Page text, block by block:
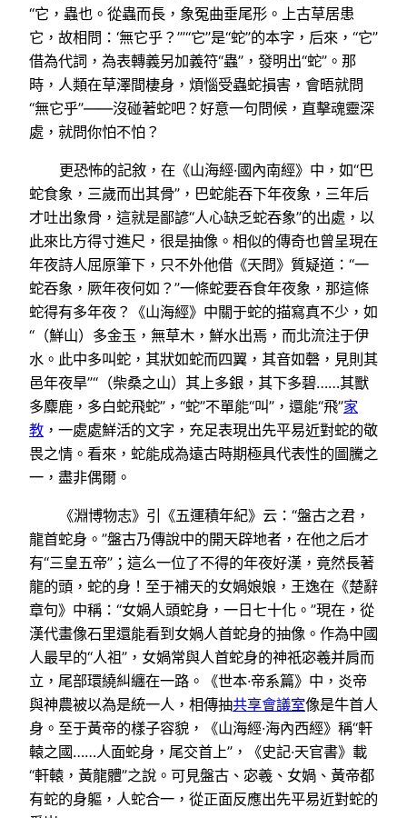
“它，蟲也。從蟲而長，象冤曲垂尾形。上古草居患
它，故相問：‘無它乎？’”“它”是“蛇”的本字，后來，“它”
借為代詞，為表轉義另加義符“蟲”，發明出“蛇”。那
時，人類在草澤間棲身，煩惱受蟲蛇損害，會晤就問
“無它乎”——沒碰著蛇吧？好意一句問候，直擊魂靈深
處，就問你怕不怕？
更恐怖的記敘，在《山海經·國內南經》中，如“巴
蛇食象，三歲而出其骨”，巴蛇能吞下年夜象，三年后
才吐出象骨，這就是鄙諺“人心缺乏蛇吞象”的出處，以
此來比方得寸進尺，很是抽像。相似的傳奇也曾呈現在
年夜詩人屈原筆下，只不外他借《天問》質疑道：“一
蛇吞象，厥年夜何如？”一條蛇要吞食年夜象，那這條
蛇得有多年夜？《山海經》中關于蛇的描寫真不少，如
“（鮮山）多金玉，無草木，鮮水出焉，而北流注于伊
水。此中多叫蛇，其狀如蛇而四翼，其音如磬，見則其
邑年夜旱”“（柴桑之山）其上多銀，其下多碧……其獸
多麋鹿，多白蛇飛蛇”，“蛇”不單能“叫”，還能“飛”家
教 ，一處處鮮活的文字，充足表現出先平易近對蛇的敬
畏之情。看來，蛇能成為遠古時期極具代表性的圖騰之
一，盡非偶爾。
《淵博物志》引《五運積年紀》云：“盤古之君，
龍首蛇身。”盤古乃傳說中的開天辟地者，在他之后才
有“三皇五帝”；這么一位了不得的年夜好漢，竟然長著
龍的頭，蛇的身！至于補天的女媧娘娘，王逸在《楚辭
章句》中稱：“女媧人頭蛇身，一日七十化。”現在，從
漢代畫像石里還能看到女媧人首蛇身的抽像。作為中國
人最早的“人祖”，女媧常與人首蛇身的神祇宓羲并肩而
立，尾部環繞糾纏在一路。《世本·帝系篇》中，炎帝
與神農被以為是統一人，相傳抽共享會議室像是牛首人
身。至于黃帝的樣子容貌，《山海經·海內西經》稱“軒
轅之國……人面蛇身，尾交首上”，《史記·天官書》載
“軒轅，黃龍體”之說。可見盤古、宓羲、女媧、黃帝都
有蛇的身軀，人蛇合一，從正面反應出先平易近對蛇的